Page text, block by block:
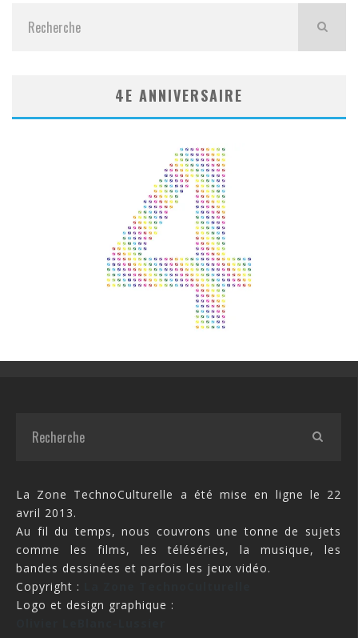
4E ANNIVERSAIRE
La Zone TechnoCulturelle a été mise en ligne le 22
avril 2013.
Au fil du temps, nous couvrons une tonne de sujets
comme les films, les téléséries, la musique, les
bandes dessinées et parfois les jeux vidéo.
Copyright :
Logo et design graphique :